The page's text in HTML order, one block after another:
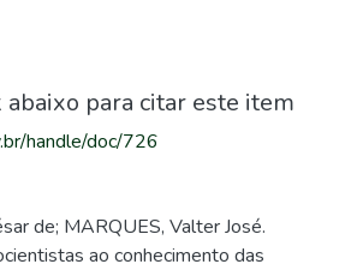
para citar este item
handle/doc/726
de; MARQUES, Valter José.
ao conhecimento das